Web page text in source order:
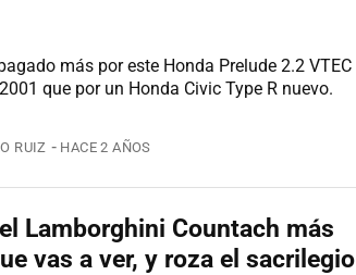
más por este Honda Prelude 2.2 VTEC
que por un Honda Civic Type R nuevo.
RUIZ HACE 2 AÑOS
Lamborghini Countach más
vas a ver, y roza el sacrilegio